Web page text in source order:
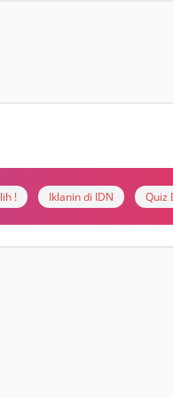
! Iklanin di IDN Quiz